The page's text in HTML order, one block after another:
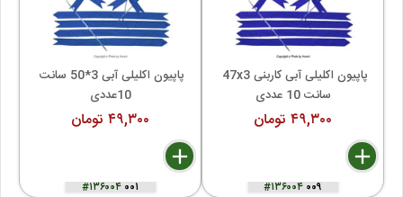
10عددی
۴۹,۳۰۰ تومان
delete
remove
add
#۱۳۶۰۰۴۰۰۱
سانت 10 عددی
۴۹,۳۰۰ تومان
delete
remove
add
#۱۳۶۰۰۴۰۰۹